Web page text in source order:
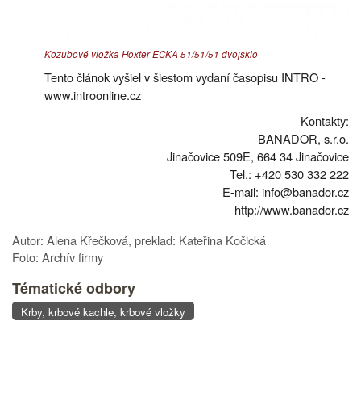
Kozubové vložka Hoxter ECKA 51/51/51 dvojsklo
Tento článok vyšiel v šiestom vydaní časopisu INTRO -
www.introonline.cz
Kontakty:
BANADOR, s.r.o.
Jinačovice 509E, 664 34 Jinačovice
Tel.: +420 530 332 222
E-mail: info@banador.cz
http://www.banador.cz
Autor: Alena Křečková, preklad: Kateřina Kočická
Foto: Archív firmy
Tématické odbory
Krby, krbové kachle, krbové vložky